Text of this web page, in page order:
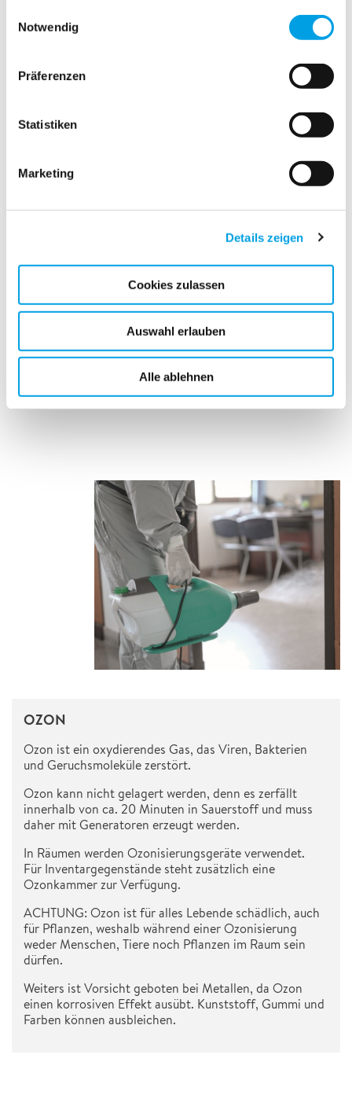
Notwendig
Präferenzen
Statistiken
Marketing
Details zeigen
Cookies zulassen
Auswahl erlauben
Alle ablehnen
OZON
Ozon ist ein oxydierendes Gas, das Viren, Bakterien
und Geruchsmoleküle zerstört.
Ozon kann nicht gelagert werden, denn es zerfällt
innerhalb von ca. 20 Minuten in Sauerstoff und muss
daher mit Generatoren erzeugt werden.
In Räumen werden Ozonisierungsgeräte verwendet.
Für Inventargegenstände steht zusätzlich eine
Ozonkammer zur Verfügung.
ACHTUNG: Ozon ist für alles Lebende schädlich, auch
für Pflanzen, weshalb während einer Ozonisierung
weder Menschen, Tiere noch Pflanzen im Raum sein
dürfen.
Weiters ist Vorsicht geboten bei Metallen, da Ozon
einen korrosiven Effekt ausübt. Kunststoff, Gummi und
Farben können ausbleichen.